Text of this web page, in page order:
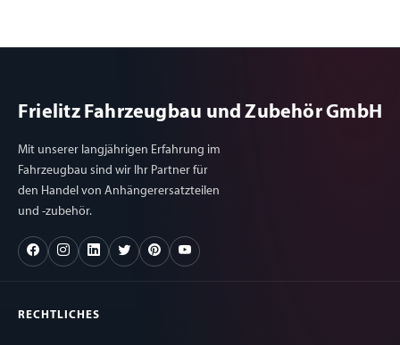
Frielitz Fahrzeugbau und Zubehör GmbH
Mit unserer langjährigen Erfahrung im
Fahrzeugbau sind wir Ihr Partner für
den Handel von Anhängerersatzteilen
und -zubehör.
RECHTLICHES